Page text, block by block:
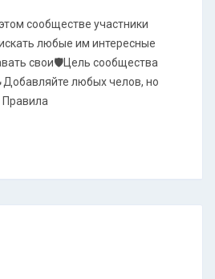
сообществе участники
любые им интересные
свои🛡Цель сообщества
любых челов, но
Правила